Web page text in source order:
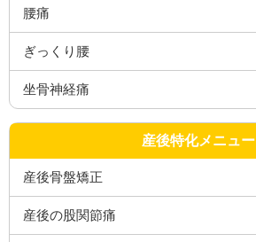
腰痛
ぎっくり腰
坐骨神経痛
産後特化メニュー
産後骨盤矯正
産後の股関節痛